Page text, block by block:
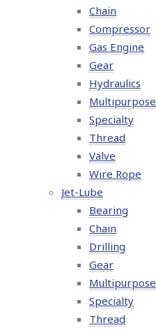
Chain
Compressor
Gas Engine
Gear
Hydraulics
Multipurpose
Specialty
Thread
Valve
Wire Rope
Jet-Lube
Bearing
Chain
Drilling
Gear
Multipurpose
Specialty
Thread